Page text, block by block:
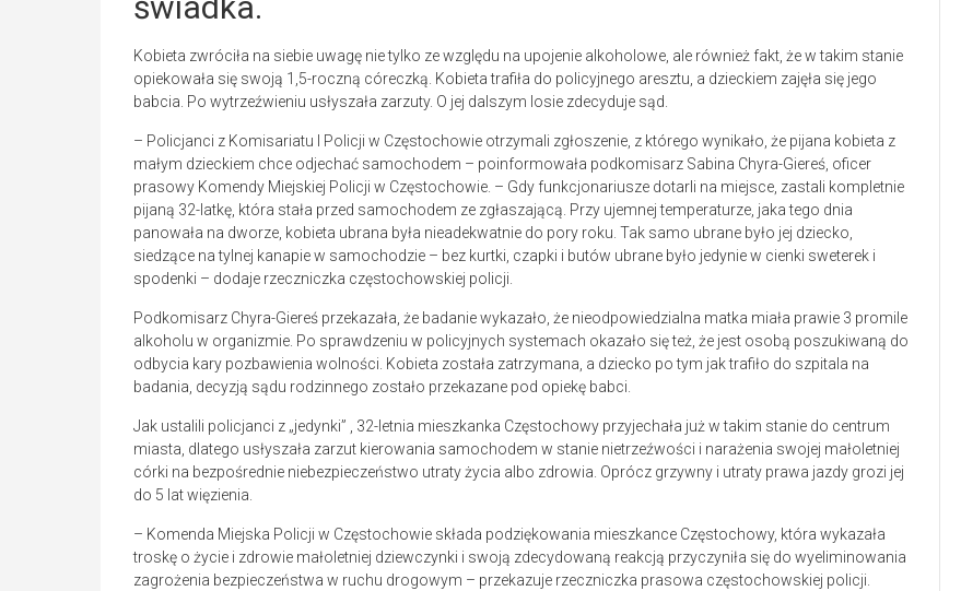
Kobieta zwróciła na siebie uwagę nie tylko ze względu na upojenie alkoholowe, ale również fakt, że w takim stanie
opiekowała się swoją 1,5-roczną córeczką. Kobieta trafiła do policyjnego aresztu, a dzieckiem zajęła się jego
babcia. Po wytrzeźwieniu usłyszała zarzuty. O jej dalszym losie zdecyduje sąd.
– Policjanci z Komisariatu I Policji w Częstochowie otrzymali zgłoszenie, z którego wynikało, że pijana kobieta z
małym dzieckiem chce odjechać samochodem – poinformowała podkomisarz Sabina Chyra-Giereś, oficer
prasowy Komendy Miejskiej Policji w Częstochowie. – Gdy funkcjonariusze dotarli na miejsce, zastali kompletnie
pijaną 32-latkę, która stała przed samochodem ze zgłaszającą. Przy ujemnej temperaturze, jaka tego dnia
panowała na dworze, kobieta ubrana była nieadekwatnie do pory roku. Tak samo ubrane było jej dziecko,
siedzące na tylnej kanapie w samochodzie – bez kurtki, czapki i butów ubrane było jedynie w cienki sweterek i
spodenki – dodaje rzeczniczka częstochowskiej policji.
Podkomisarz Chyra-Giereś przekazała, że badanie wykazało, że nieodpowiedzialna matka miała prawie 3 promile
alkoholu w organizmie. Po sprawdzeniu w policyjnych systemach okazało się też, że jest osobą poszukiwaną do
odbycia kary pozbawienia wolności. Kobieta została zatrzymana, a dziecko po tym jak trafiło do szpitala na
badania, decyzją sądu rodzinnego zostało przekazane pod opiekę babci.
Jak ustalili policjanci z „jedynki” , 32-letnia mieszkanka Częstochowy przyjechała już w takim stanie do centrum
miasta, dlatego usłyszała zarzut kierowania samochodem w stanie nietrzeźwości i narażenia swojej małoletniej
córki na bezpośrednie niebezpieczeństwo utraty życia albo zdrowia. Oprócz grzywny i utraty prawa jazdy grozi jej
do 5 lat więzienia.
– Komenda Miejska Policji w Częstochowie składa podziękowania mieszkance Częstochowy, która wykazała
troskę o życie i zdrowie małoletniej dziewczynki i swoją zdecydowaną reakcją przyczyniła się do wyeliminowania
zagrożenia bezpieczeństwa w ruchu drogowym – przekazuje rzeczniczka prasowa częstochowskiej policji.